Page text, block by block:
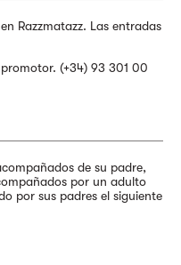
Razzmatazz. Las entradas
(+34) 93 301 00
de su padre,
por un adulto
por sus padres el siguiente